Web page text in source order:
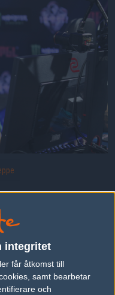
integritet
får åtkomst till
samt bearbetar
och